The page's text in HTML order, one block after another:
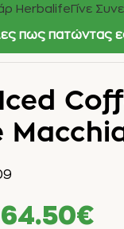
Herbalife Γίνε
πως πατώντας
64.50€